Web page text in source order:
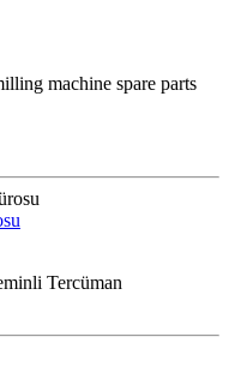
machine spare parts
Tercüman